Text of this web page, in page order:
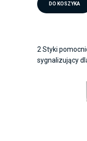
DO KOSZYKA
2 Styki
sygnalizujący